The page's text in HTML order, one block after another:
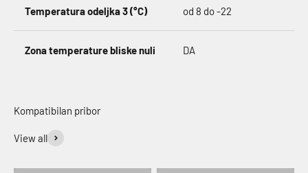
Temperatura odeljka 3 (°C) od 8 do -22
Zona temperature bliske nuli DA
View all